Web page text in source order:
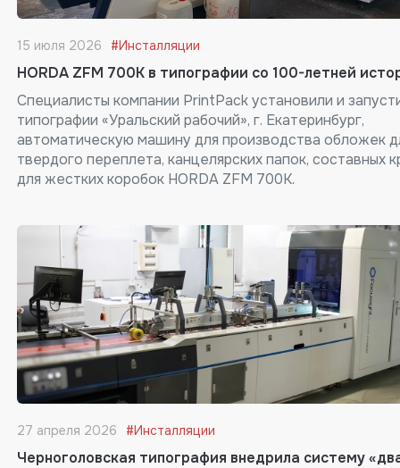
15 июля 2026 #Инсталляции
HORDA ZFM 700K в типографии со 100-летней
Специалисты компании PrintPack установили и
типографии «Уральский рабочий», г. Екатеринбург,
автоматическую машину для производства обложек
твердого переплета, канцелярских папок, составных
для жестких коробок HORDA ZFM 700K.
27 апреля 2026 #Инсталляции
Черноголовская типография внедрила систему